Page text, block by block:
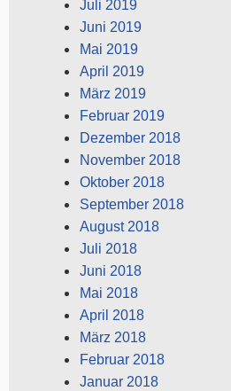
Juli 2019
Juni 2019
Mai 2019
April 2019
März 2019
Februar 2019
Dezember 2018
November 2018
Oktober 2018
September 2018
August 2018
Juli 2018
Juni 2018
Mai 2018
April 2018
März 2018
Februar 2018
Januar 2018